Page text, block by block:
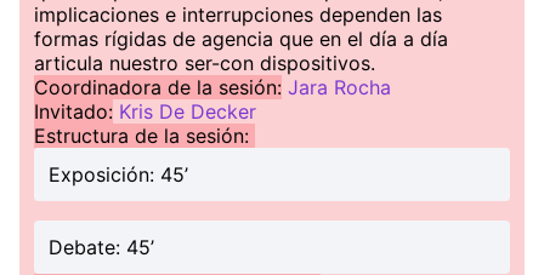
implicaciones e interrupciones dependen las
formas rígidas de agencia que en el día a día
articula nuestro ser-con dispositivos.
Coordinadora de la sesión: Jara Rocha
Invitado: Kris De Decker
Estructura de la sesión:
Exposición: 45’
Debate: 45’